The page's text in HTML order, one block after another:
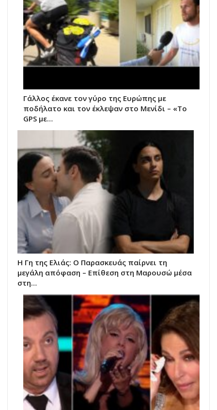
Γάλλος έκανε τον γύρο της Ευρώπης με
ποδήλατο και τον έκλεψαν στο Μενίδι – «Το
GPS με…
Η Γη της Ελιάς: Ο Παρασκευάς παίρνει τη
μεγάλη απόφαση – Επίθεση στη Μαρουσώ μέσα
στη…